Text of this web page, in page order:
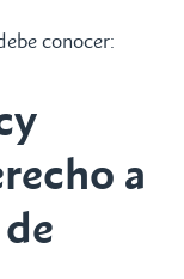
conocer:
a